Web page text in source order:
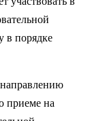
в порядке
приеме на